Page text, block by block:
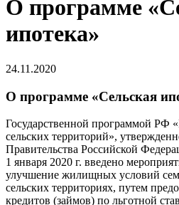
О программе
ипотека»
24.11.2020
О программе «Сельская
Государственной программой РФ
сельских территорий»,
Правительства Российской
1 января 2020 г. введено
улучшение жилищных условий
сельских территориях, путем
кредитов (займов) по льготной